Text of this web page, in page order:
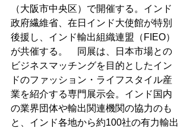
（大阪市中央区）で開催する。インド
政府繊維省、在日インド大使館が特別
後援し、インド輸出組織連盟（FIEO）
が共催する。　同展は、日本市場との
ビジネスマッチングを目的としたイン
ドのファッション・ライフスタイル産
業を紹介する専門展示会。インド国内
の業界団体や輸出関連機関の協力のも
と、インド各地から約100社の有力輸出